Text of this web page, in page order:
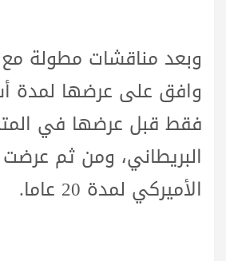
وبعد مناقشات مطولة مع
وافق على عرضها لمدة
فقط قبل عرضها في
البريطاني، ومن ثم
الأميركي لمدة 20 عاما.